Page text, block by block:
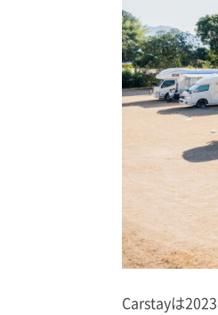
Carstayは